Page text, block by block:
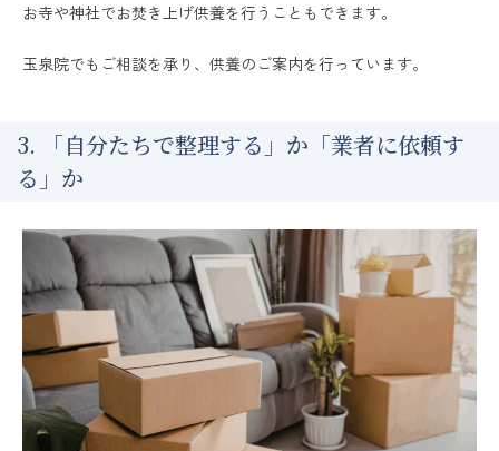
お寺や神社でお焚き上げ供養を行うこともできます。
玉泉院でもご相談を承り、供養のご案内を行っています。
3. 「自分たちで整理する」か「業者に依頼す
る」か